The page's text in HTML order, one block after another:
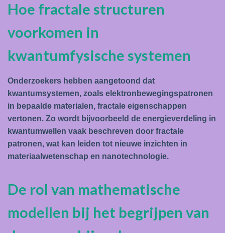
Hoe fractale structuren
voorkomen in
kwantumfysische systemen
Onderzoekers hebben aangetoond dat
kwantumsystemen, zoals elektronbewegingspatronen
in bepaalde materialen, fractale eigenschappen
vertonen. Zo wordt bijvoorbeeld de energieverdeling in
kwantumwellen vaak beschreven door fractale
patronen, wat kan leiden tot nieuwe inzichten in
materiaalwetenschap en nanotechnologie.
De rol van mathematische
modellen bij het begrijpen van